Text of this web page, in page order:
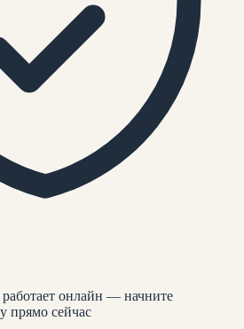
работает онлайн — начните
прямо сейчас